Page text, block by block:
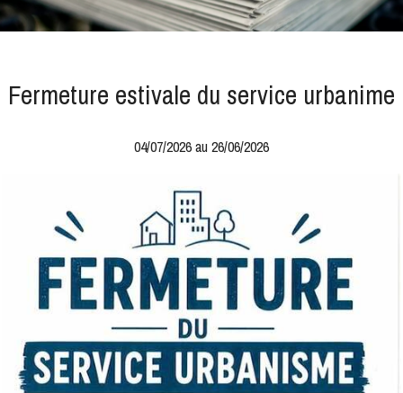
Fermeture estivale du service urbanime
04/07/2026 au 26/06/2026